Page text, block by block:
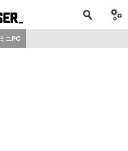
ミニPC